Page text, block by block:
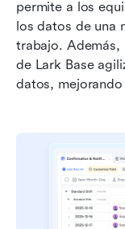
permite a los
los datos de una
trabajo. Además,
de Lark Base
datos,